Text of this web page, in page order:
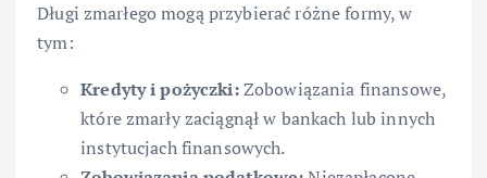
Długi zmarłego mogą przybierać różne formy, w
tym:
Kredyty i pożyczki:Zobowiązania finansowe,
które zmarły zaciągnął w bankach lub innych
instytucjach finansowych.